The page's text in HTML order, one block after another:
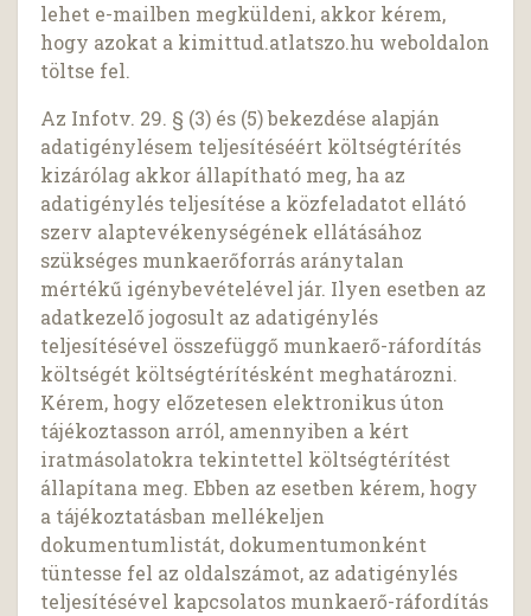
lehet e-mailben megküldeni, akkor kérem,
hogy azokat a kimittud.atlatszo.hu weboldalon
töltse fel.
Az Infotv. 29. § (3) és (5) bekezdése alapján
adatigénylésem teljesítéséért költségtérítés
kizárólag akkor állapítható meg, ha az
adatigénylés teljesítése a közfeladatot ellátó
szerv alaptevékenységének ellátásához
szükséges munkaerőforrás aránytalan
mértékű igénybevételével jár. Ilyen esetben az
adatkezelő jogosult az adatigénylés
teljesítésével összefüggő munkaerő-ráfordítás
költségét költségtérítésként meghatározni.
Kérem, hogy előzetesen elektronikus úton
tájékoztasson arról, amennyiben a kért
iratmásolatokra tekintettel költségtérítést
állapítana meg. Ebben az esetben kérem, hogy
a tájékoztatásban mellékeljen
dokumentumlistát, dokumentumonként
tüntesse fel az oldalszámot, az adatigénylés
teljesítésével kapcsolatos munkaerő-ráfordítás